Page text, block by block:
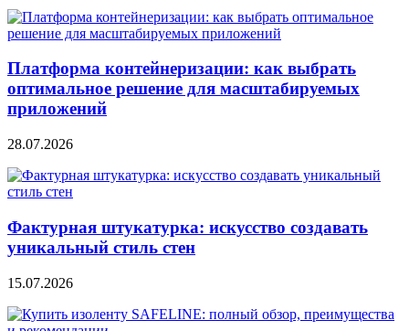
Платформа контейнеризации: как выбрать
оптимальное решение для масштабируемых
приложений
28.07.2026
Фактурная штукатурка: искусство создавать
уникальный стиль стен
15.07.2026